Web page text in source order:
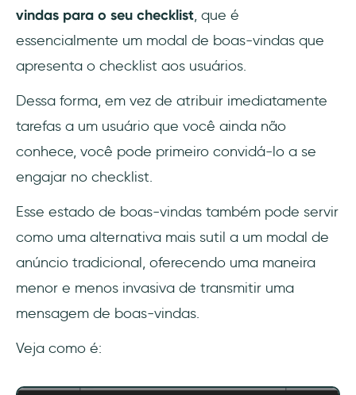
vindas para o seu checklist, que é
essencialmente um modal de boas-vindas que
apresenta o checklist aos usuários.
Dessa forma, em vez de atribuir imediatamente
tarefas a um usuário que você ainda não
conhece, você pode primeiro convidá-lo a se
engajar no checklist.
Esse estado de boas-vindas também pode servir
como uma alternativa mais sutil a um modal de
anúncio tradicional, oferecendo uma maneira
menor e menos invasiva de transmitir uma
mensagem de boas-vindas.
Veja como é: